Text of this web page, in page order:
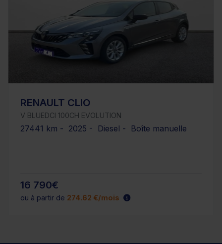
RENAULT CLIO
V BLUEDCI 100CH EVOLUTION
27441 km - 2025 - Diesel - Boîte manuelle
16 790€
ou à partir de 274.62 €/mois